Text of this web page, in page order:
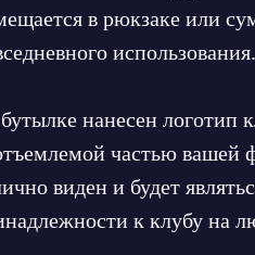
в рюкзаке или
использования.
нанесен логотип
частью вашей
виден и будет
к клубу на